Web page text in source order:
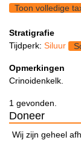
Toon volledige
Stratigrafie
Tijdperk: Siluur
Opmerkingen
Crinoidenkelk.
1 gevonden.
Doneer
Wij zijn geheel